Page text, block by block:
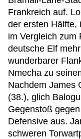
Frankreich auf.
der ersten Hälfte,
im Vergleich zum
deutsche Elf
wunderbarer
Nmecha zu
Nachdem James
(38.), glich
Gegenstoß
Defensive aus.
schweren